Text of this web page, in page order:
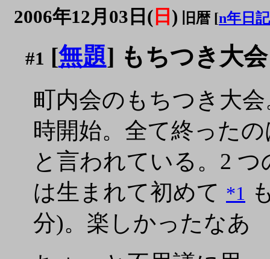
2006年12月03日( 日 ) 旧暦 [n年日記
#1 [無題] もちつき大会
町内会のもちつき大
時開始。全て終ったの
と言われている。2
は生まれて初めて *1
分)。楽しかったなあ